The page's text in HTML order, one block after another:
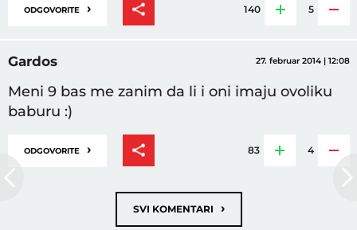
ODGOVORITE › 140 5
Gardos 27. februar 2014 | 12:08
Meni 9 bas me zanim da li i oni imaju ovoliku
baburu :)
ODGOVORITE › 83 4
SVI KOMENTARI ›